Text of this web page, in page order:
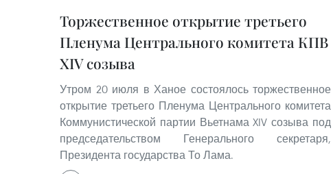
Торжественное открытие третьего
Пленума Центрального комитета КПВ
XIV созыва
Утром 20 июля в Ханое состоялось торжественное
открытие третьего Пленума Центрального комитета
Коммунистической партии Вьетнама XIV созыва под
председательством Генерального секретаря,
Президента государства То Лама.